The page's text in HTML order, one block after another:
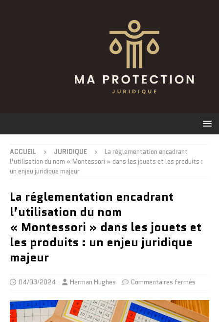
ACCUEIL JURIDIQUE
La réglementation encadrant
l’utilisation du nom « Montessori » dans les jouets et les produits :
un enjeu juridique majeur
La réglementation encadrant
l’utilisation du nom
« Montessori » dans les jouets et
les produits : un enjeu juridique
majeur
04/03/2024 Herman Hughes Commentaires fermés